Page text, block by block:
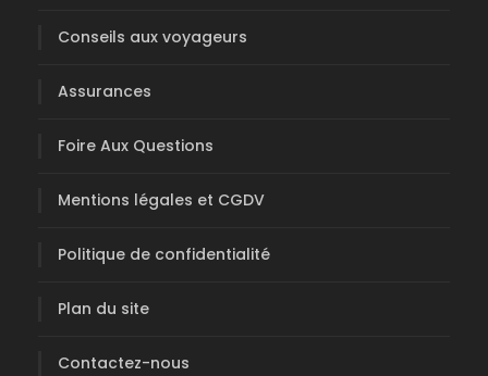
Conseils aux voyageurs
Assurances
Foire Aux Questions
Mentions légales et CGDV
Politique de confidentialité
Plan du site
Contactez-nous